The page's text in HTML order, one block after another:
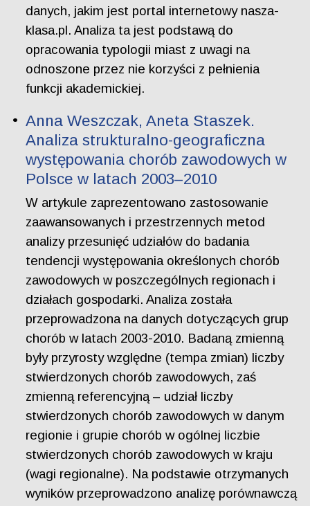
danych, jakim jest portal internetowy nasza-
klasa.pl. Analiza ta jest podstawą do
opracowania typologii miast z uwagi na
odnoszone przez nie korzyści z pełnienia
funkcji akademickiej.
Anna Weszczak, Aneta Staszek.
Analiza strukturalno-geograficzna
występowania chorób zawodowych w
Polsce w latach 2003–2010
W artykule zaprezentowano zastosowanie
zaawansowanych i przestrzennych metod
analizy przesunięć udziałów do badania
tendencji występowania określonych chorób
zawodowych w poszczególnych regionach i
działach gospodarki. Analiza została
przeprowadzona na danych dotyczących grup
chorób w latach 2003-2010. Badaną zmienną
były przyrosty względne (tempa zmian) liczby
stwierdzonych chorób zawodowych, zaś
zmienną referencyjną – udział liczby
stwierdzonych chorób zawodowych w danym
regionie i grupie chorób w ogólnej liczbie
stwierdzonych chorób zawodowych w kraju
(wagi regionalne). Na podstawie otrzymanych
wyników przeprowadzono analizę porównawczą